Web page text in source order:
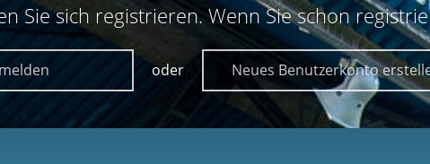
Sie sich registrieren. Wenn Sie schon
oder Neues Benutzerkonto